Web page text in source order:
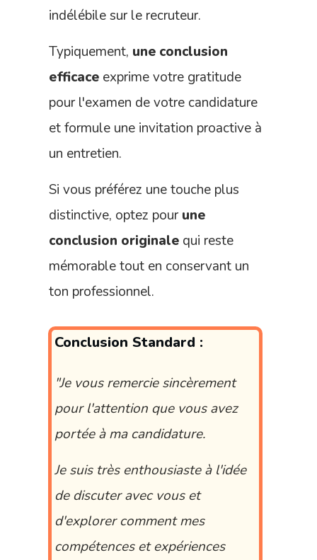
indélébile sur le recruteur.
Typiquement, une conclusion
efficace exprime votre gratitude
pour l'examen de votre candidature
et formule une invitation proactive à
un entretien.
Si vous préférez une touche plus
distinctive, optez pourune
conclusion originale qui reste
mémorable tout en conservant un
ton professionnel.
Conclusion Standard :
"Je vous remercie sincèrement
pour l'attention que vous avez
portée à ma candidature.
Je suis très enthousiaste à l'idée
de discuter avec vous et
d'explorer comment mes
compétences et expériences